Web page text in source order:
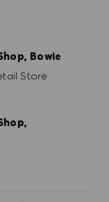
Bowie
Store